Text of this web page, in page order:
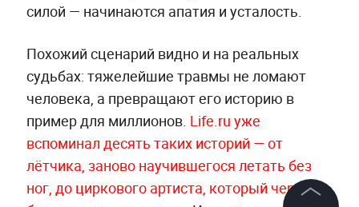
силой — начинаются апатия и усталость.
Похожий сценарий видно и на реальных
судьбах: тяжелейшие травмы не ломают
человека, а превращают его историю в
пример для миллионов. Life.ru уже
вспоминал десять таких историй — от
лётчика, заново научившегося летать без
ног, до циркового артиста, который через